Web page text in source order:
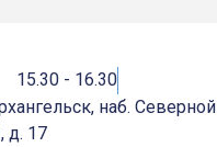
15.30 - 16.30
наб. Северной
д. 17